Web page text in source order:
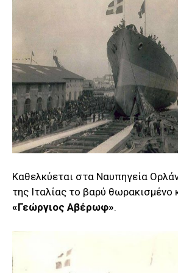
Καθελκύεται στα Ναυπηγεία
της Ιταλίας το βαρύ θωρακισμένο
«Γεώργιος Αβέρωφ».